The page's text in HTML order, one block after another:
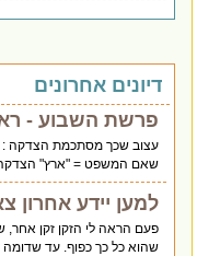
דיונים אחרונים
פרשת השבוע -
עצוב שכך מסתכמת הצדקה :
שאם המשפט = "ארץ" הצדקה
למען יידע אחרון
פעם הראה לי הזקן זקן אחר,
שהוא כל כך כפוף. עד שדומה